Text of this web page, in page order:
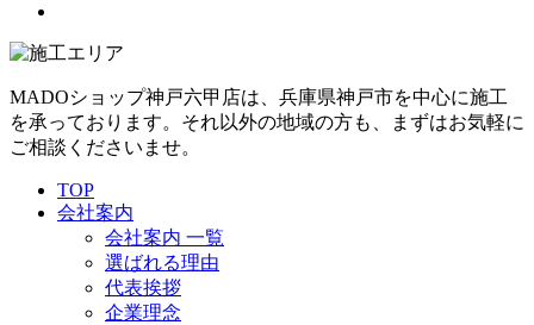
MADOショップ神戸六甲店は、兵庫県神戸市を中心に施工
を承っております。それ以外の地域の方も、まずはお気軽に
ご相談くださいませ。
TOP
会社案内
会社案内 一覧
選ばれる理由
代表挨拶
企業理念